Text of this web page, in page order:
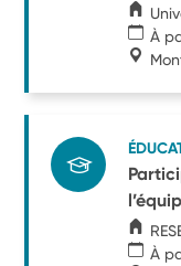
À
À